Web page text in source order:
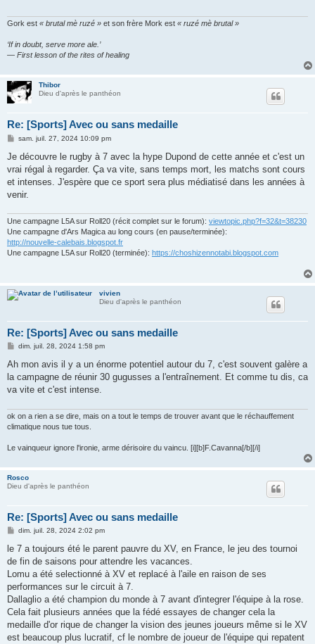
Gork est « brutal mè ruzé » et son frère Mork est « ruzé mè brutal »
‘If in doubt, serve more ale.’
— First lesson of the rites of healing
Thibor
Dieu d'après le panthéon
Re: [Sports] Avec ou sans medaille
M
s
a
g
sam. juil. 27, 2024 10:09 pm
Je découvre le rugby à 7 avec la hype Dupond de cette année et c'est un
vrai régal à regarder. Ça va vite, sans temps mort, les matchs sont cours
et intenses. J'espère que ce sport sera plus médiatisé dans les années à
venir.
Une campagne L5A sur Roll20 (récit complet sur le forum): viewtopic.php?f=32&t=38230
Une campagne d'Ars Magica au long cours (en pause/terminée):
http://nouvelle-calebais.blogspot.fr
Une campagne L5A sur Roll20 (terminée): https://choshizennotabi.blogspot.com
vivien
Dieu d'après le panthéon
Re: [Sports] Avec ou sans medaille
M
s
a
g
dim. juil. 28, 2024 1:58 pm
Ah mon avis il y a un énorme potentiel autour du 7, c'est souvent galère a
la campagne de réunir 30 gugusses a l'entraînement. Et comme tu dis, ca
va vite et c'est intense.
ok on a rien a se dire, mais on a tout le temps de trouver avant que le réchauffement
climatique nous tue tous.
Le vainqueur ignore l'ironie, arme dérisoire du vaincu. [i][b]F.Cavanna[/b][/i]
Rosco
Dieu d'après le panthéon
Re: [Sports] Avec ou sans medaille
M
s
a
g
dim. juil. 28, 2024 2:02 pm
le 7 a toujours été le parent pauvre du XV, en France, le jeu des tournoi
de fin de saisons pour attendre les vacances.
Lomu a été selectionné à XV et replacé à l'aile en raison de ses
performances sur le circuit à 7.
Dallaglio a été champion du monde à 7 avant d'integrer l'équipe à la rose.
Cela fait plusieurs années que la fédé essayes de changer cela la
medaille d'or rique de changer la vision des jeunes joueurs même si le XV
est beaucoup plus lucratif, cf le nombre de joueur de l'équipe qui repatent